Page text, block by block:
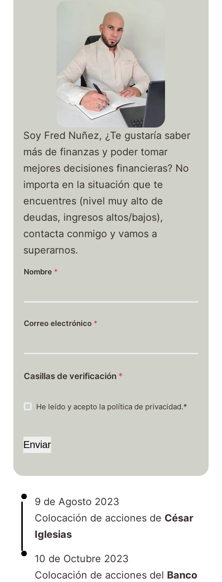
Soy Fred Nuñez, ¿Te gustaría saber
más de finanzas y poder tomar
mejores decisiones financieras? No
importa en la situación que te
encuentres (nivel muy alto de
deudas, ingresos altos/bajos),
contacta conmigo y vamos a
superarnos.
Nombre *
Correo electrónico *
Casillas de verificación *
He leído y acepto la política de privacidad.*
Enviar
9 de Agosto 2023
Colocación de acciones de César
Iglesias
10 de Octubre 2023
Colocación de acciones del Banco